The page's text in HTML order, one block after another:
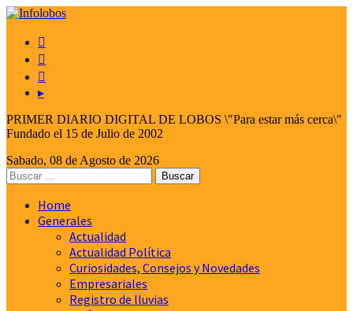



▸
PRIMER DIARIO DIGITAL DE LOBOS \"Para estar más cerca\"
Fundado el 15 de Julio de 2002
Sabado, 08 de Agosto de 2026
Home
Generales
Actualidad
Actualidad Política
Curiosidades, Consejos y Novedades
Empresariales
Registro de lluvias